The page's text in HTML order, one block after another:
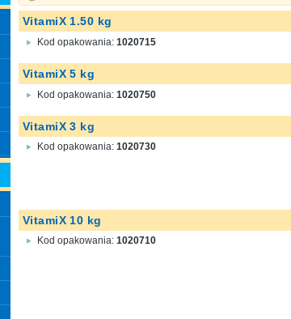
VitamiX 1.50 kg
Kod opakowania: 1020715
VitamiX 5 kg
Kod opakowania: 1020750
VitamiX 3 kg
Kod opakowania: 1020730
VitamiX 10 kg
Kod opakowania: 1020710